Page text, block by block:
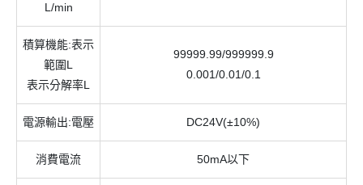
L/min
積算機能:表示
範圍L
表示分解率L
99999.99/999999.9
0.001/0.01/0.1
電源輸出:電壓 DC24V(±10%)
消費電流 50mA以下